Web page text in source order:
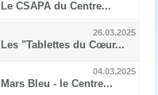
Le CSAPA du Centre...
26.03.2025
Les "Tablettes du Cœur...
04.03.2025
Mars Bleu - le Centre...